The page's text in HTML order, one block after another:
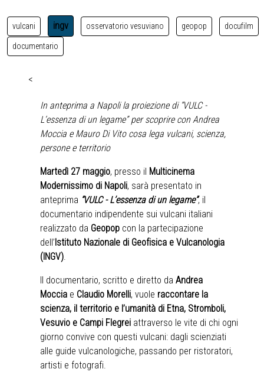
vulcani ingv osservatorio vesuviano geopop docufilm
documentario
<
In anteprima a Napoli la proiezione di “VULC -
L’essenza di un legame” per scoprire con Andrea
Moccia e Mauro Di Vito cosa lega vulcani, scienza,
persone e territorio
Martedì 27 maggio, presso il Multicinema
Modernissimo di Napoli, sarà presentato in
anteprima “VULC - L’essenza di un legame”, il
documentario indipendente sui vulcani italiani
realizzato da Geopop con la partecipazione
dell’ Istituto Nazionale di Geofisica e Vulcanologia
(INGV).
Il documentario, scritto e diretto da Andrea
Moccia e Claudio Morelli, vuole raccontare la
scienza, il territorio e l’umanità di Etna, Stromboli,
Vesuvio e Campi Flegrei attraverso le vite di chi ogni
giorno convive con questi vulcani: dagli scienziati
alle guide vulcanologiche, passando per ristoratori,
artisti e fotografi.